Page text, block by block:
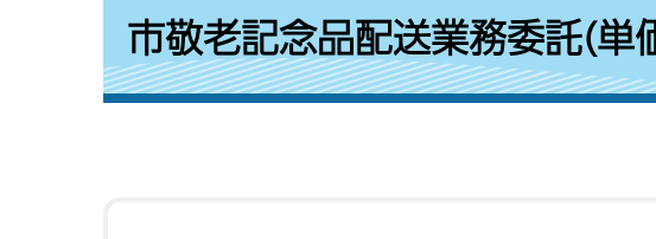
市敬老記念品配送業務委託(単